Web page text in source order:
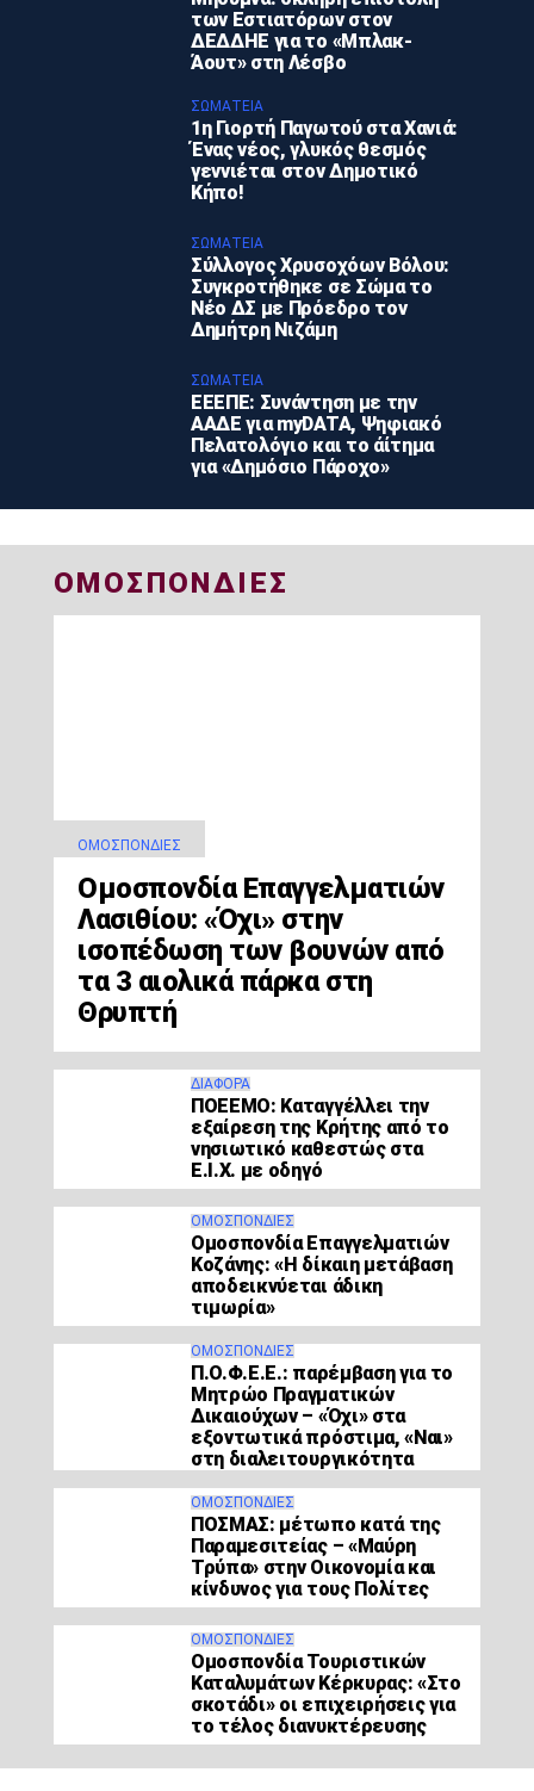
των Εστιατόρων στον
ΔΕΔΔΗΕ για το «Μπλακ-
Άουτ» στη Λέσβο
ΣΩΜΑΤΕΊΑ
1η Γιορτή Παγωτού στα Χανιά:
Ένας νέος, γλυκός θεσμός
γεννιέται στον Δημοτικό
Κήπο!
ΣΩΜΑΤΕΊΑ
Σύλλογος Χρυσοχόων Βόλου:
Συγκροτήθηκε σε Σώμα το
Νέο ΔΣ με Πρόεδρο τον
Δημήτρη Νιζάμη
ΣΩΜΑΤΕΊΑ
ΕΕΕΠΕ: Συνάντηση με την
ΑΑΔΕ για myDATA, Ψηφιακό
Πελατολόγιο και το άίτημα
για «Δημόσιο Πάροχο»
ΟΜΟΣΠΟΝΔΙΕΣ
ΟΜΟΣΠΟΝΔΊΕΣ
Ομοσπονδία Επαγγελματιών
Λασιθίου: «Όχι» στην
ισοπέδωση των βουνών από
τα 3 αιολικά πάρκα στη
Θρυπτή
ΔΙΆΦΟΡΑ
ΠΟΕΕΜΟ: Καταγγέλλει την
εξαίρεση της Κρήτης από το
νησιωτικό καθεστώς στα
Ε.Ι.Χ. με οδηγό
ΟΜΟΣΠΟΝΔΊΕΣ
Ομοσπονδία Επαγγελματιών
Κοζάνης: «Η δίκαιη μετάβαση
αποδεικνύεται άδικη
τιμωρία»
ΟΜΟΣΠΟΝΔΊΕΣ
Π.Ο.Φ.Ε.Ε.: παρέμβαση για το
Μητρώο Πραγματικών
Δικαιούχων – «Όχι» στα
εξοντωτικά πρόστιμα, «Ναι»
στη διαλειτουργικότητα
ΟΜΟΣΠΟΝΔΊΕΣ
ΠΟΣΜΑΣ: μέτωπο κατά της
Παραμεσιτείας – «Μαύρη
Τρύπα» στην Οικονομία και
κίνδυνος για τους Πολίτες
ΟΜΟΣΠΟΝΔΊΕΣ
Ομοσπονδία Τουριστικών
Καταλυμάτων Κέρκυρας: «Στο
σκοτάδι» οι επιχειρήσεις για
το τέλος διανυκτέρευσης